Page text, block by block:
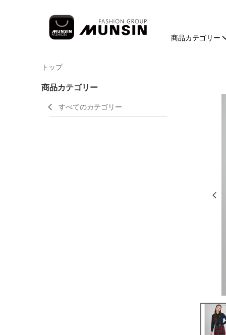
商品カテゴリー
トップ
商品カテゴリー
すべてのカテゴリー